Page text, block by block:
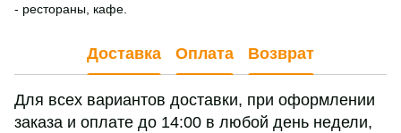
- рестораны, кафе.
Доставка Оплата Возврат
Для всех вариантов доставки, при оформлении
заказа и оплате до 14:00 в любой день недели,